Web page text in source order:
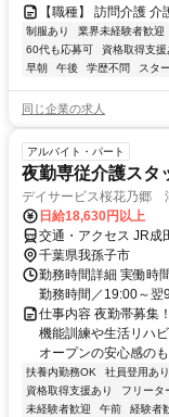
【職種】 訪問介護
制服あり 業界未経験者歓迎
60代も応募可
資格取得支援
早朝
午後 学歴不問 スタ
同じ企業の求人
アルバイト・パート
夜勤専従介護スタ
デイサービス桜花乃郷
日給18,630円以上
交通・アクセス JR成
千葉県我孫子市
勤務時間詳細 実働時
勤務時間／19:00～
仕事内容 夜勤帯募集
機能訓練や生活リハ
オープンの安心感の
扶養内勤務OK 社員登用あり
資格取得支援あり
フリータ
未経験者歓迎
午前 経験者